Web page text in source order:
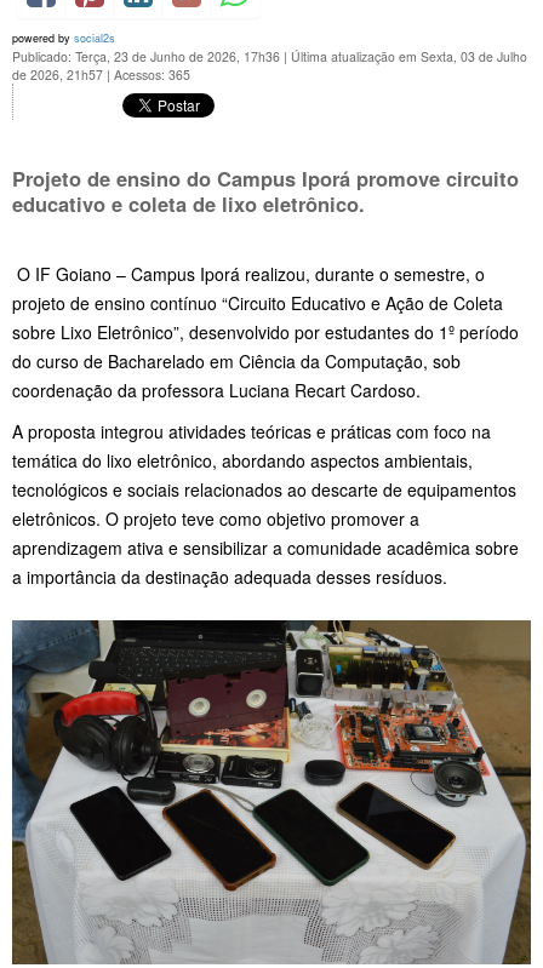
powered by social2s
Publicado: Terça, 23 de Junho de 2026, 17h36 | Última atualização em Sexta, 03 de Julho
de 2026, 21h57 | Acessos: 365
Projeto de ensino do Campus Iporá promove circuito
educativo e coleta de lixo eletrônico.
O IF Goiano – Campus Iporá realizou, durante o semestre, o
projeto de ensino contínuo “Circuito Educativo e Ação de Coleta
sobre Lixo Eletrônico”, desenvolvido por estudantes do 1º período
do curso de Bacharelado em Ciência da Computação, sob
coordenação da professora Luciana Recart Cardoso.
A proposta integrou atividades teóricas e práticas com foco na
temática do lixo eletrônico, abordando aspectos ambientais,
tecnológicos e sociais relacionados ao descarte de equipamentos
eletrônicos. O projeto teve como objetivo promover a
aprendizagem ativa e sensibilizar a comunidade acadêmica sobre
a importância da destinação adequada desses resíduos.